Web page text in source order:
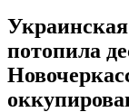
потопила